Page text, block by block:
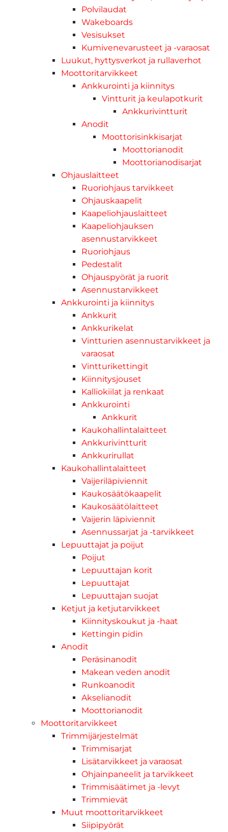
Polvilaudat
Wakeboards
Vesisukset
Kumivenevarusteet ja -varaosat
Luukut, hyttysverkot ja rullaverhot
Moottoritarvikkeet
Ankkurointi ja kiinnitys
Vintturit ja keulapotkurit
Ankkurivintturit
Anodit
Moottorisinkkisarjat
Moottorianodit
Moottorianodisarjat
Ohjauslaitteet
Ruoriohjaus tarvikkeet
Ohjauskaapelit
Kaapeliohjauslaitteet
Kaapeliohjauksen
asennustarvikkeet
Ruoriohjaus
Pedestalit
Ohjauspyörät ja ruorit
Asennustarvikkeet
Ankkurointi ja kiinnitys
Ankkurit
Ankkurikelat
Vintturien asennustarvikkeet ja
varaosat
Vintturikettingit
Kiinnitysjouset
Kalliokiilat ja renkaat
Ankkurointi
Ankkurit
Kaukohallintalaitteet
Ankkurivintturit
Ankkurirullat
Kaukohallintalaitteet
Vaijeriläpiviennit
Kaukosäätökaapelit
Kaukosäätölaitteet
Vaijerin läpiviennit
Asennussarjat ja -tarvikkeet
Lepuuttajat ja poijut
Poijut
Lepuuttajan korit
Lepuuttajat
Lepuuttajan suojat
Ketjut ja ketjutarvikkeet
Kiinnityskoukut ja -haat
Kettingin pidin
Anodit
Peräsinanodit
Makean veden anodit
Runkoanodit
Akselianodit
Moottorianodit
Moottoritarvikkeet
Trimmijärjestelmät
Trimmisarjat
Lisätarvikkeet ja varaosat
Ohjainpaneelit ja tarvikkeet
Trimmisäätimet ja -levyt
Trimmievät
Muut moottoritarvikkeet
Siipipyörät